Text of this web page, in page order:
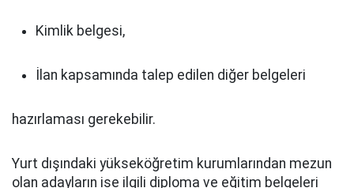
Kimlik belgesi,
İlan kapsamında talep edilen diğer belgeleri
hazırlaması gerekebilir.
Yurt dışındaki yükseköğretim kurumlarından mezun
olan adayların ise ilgili diploma ve eğitim belgeleri